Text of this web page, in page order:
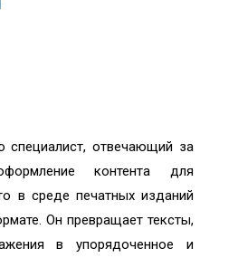
специалист, отвечающий за
контента для
в среде печатных изданий
Он превращает тексты,
в упорядоченное и